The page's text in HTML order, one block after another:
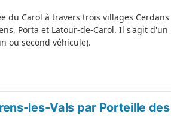
du Carol à travers trois villages Cerdans
Porta et Latour-de-Carol. Il s'agit d'un
ou second véhicule).
les-Vals par Porteille